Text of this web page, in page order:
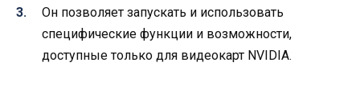
Он позволяет запускать и использовать
специфические функции и возможности,
доступные только для видеокарт NVIDIA.